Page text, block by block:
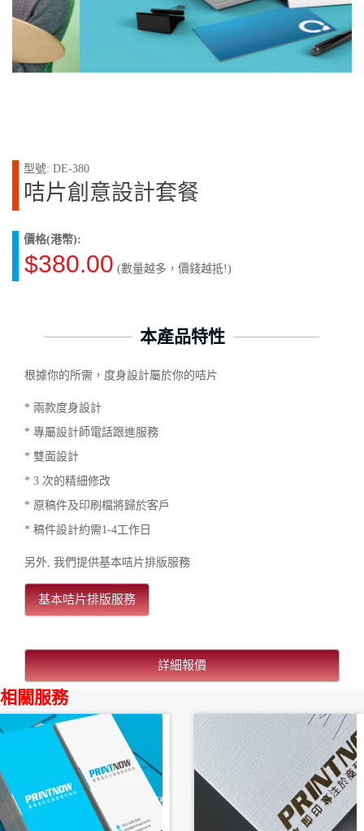
型號: DE-380
咭片創意設計套餐
價格(港幣):
$380.00 (數量越多，價錢越抵!)
本產品特性
根據你的所需，度身設計屬於你的咭片
* 兩款度身設計
* 專屬設計師電話跟進服務
* 雙面設計
* 3 次的精細修改
* 原稿件及印刷檔將歸於客戶
* 稿件設計約需1-4工作日
另外, 我們提供基本咭片排版服務
基本咭片排版服務
詳細報價
相關服務